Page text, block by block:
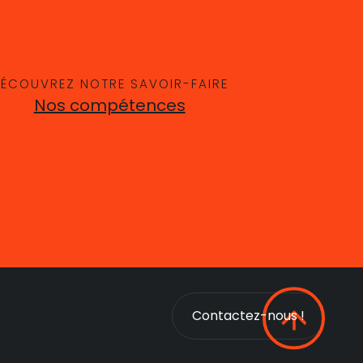
NOTRE SAVOIR-FAIRE
Nos compétences
Contactez-nous !
Contactez-nous !